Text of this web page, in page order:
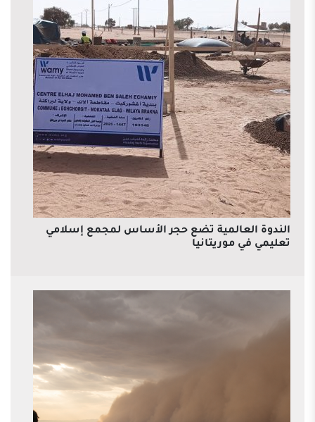
الندوة العالمية تضع حجر الأساس لمجمع إسلامي
تعليمي في موريتانيا